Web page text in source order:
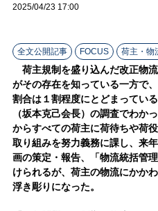
ン
2025/04/23 17:00
全文公開記事 FOCUS 荷主・物
荷主規制を盛り込んだ改正物
がその存在を知っている一方で
割合は１割程度にとどまってい
（坂本克己会長）の調査でわか
からすべての荷主に荷待ちや荷
取り組みを努力義務に課し、来
画の策定・報告、「物流統括管
けられるが、荷主の物流にかか
浮き彫りになった。